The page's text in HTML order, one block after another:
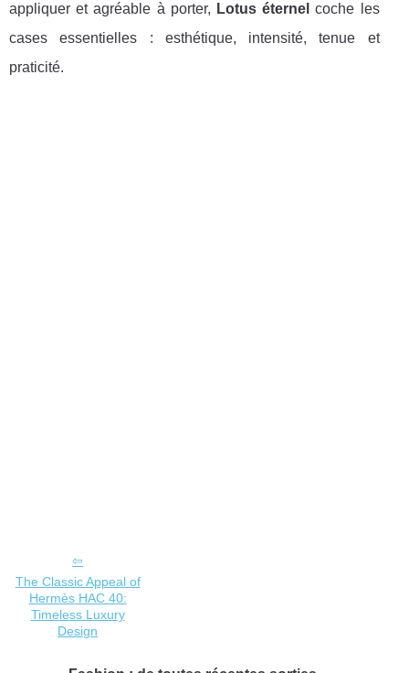
appliquer et agréable à porter, Lotus éternel coche les
cases essentielles : esthétique, intensité, tenue et
praticité.
The Classic Appeal of
Hermès HAC 40:
Timeless Luxury
Design